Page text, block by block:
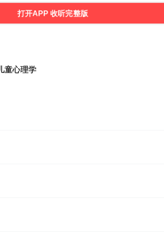
打开APP 收听完整版
童心理学